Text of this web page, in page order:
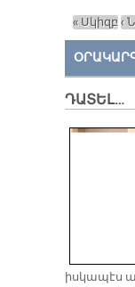
Էջեր
« Սկիզբ‹
ԴԱՏԵԼ…
իսկապէս